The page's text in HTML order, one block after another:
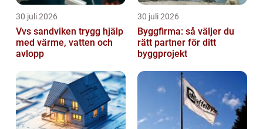
30 juli 2026
Vvs sandviken trygg hjälp
med värme, vatten och
avlopp
30 juli 2026
Byggfirma: så väljer du
rätt partner för ditt
byggprojekt